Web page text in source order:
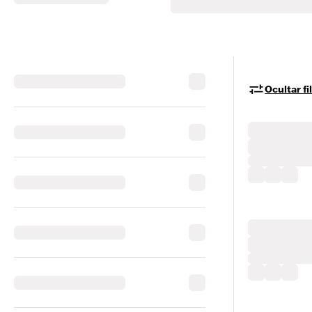
Ocultar